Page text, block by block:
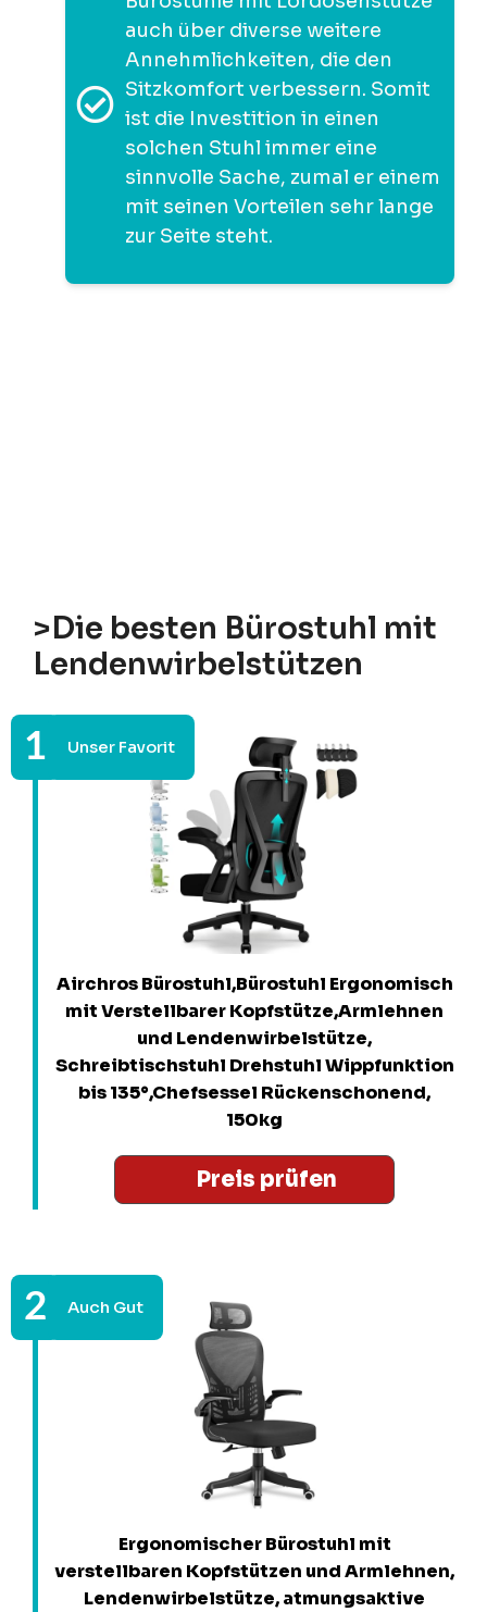
auch über diverse weitere
Annehmlichkeiten, die den
Sitzkomfort verbessern. Somit
ist die Investition in einen
solchen Stuhl immer eine
sinnvolle Sache, zumal er einem
mit seinen Vorteilen sehr lange
zur Seite steht.
>Die besten Bürostuhl mit
Lendenwirbelstützen
Airchros Bürostuhl,Bürostuhl Ergonomisch
mit Verstellbarer Kopfstütze,Armlehnen
und Lendenwirbelstütze,
Schreibtischstuhl Drehstuhl Wippfunktion
bis 135°,Chefsessel Rückenschonend,
150kg
Preis prüfen
Ergonomischer Bürostuhl mit
verstellbaren Kopfstützen und Armlehnen,
Lendenwirbelstütze, atmungsaktive